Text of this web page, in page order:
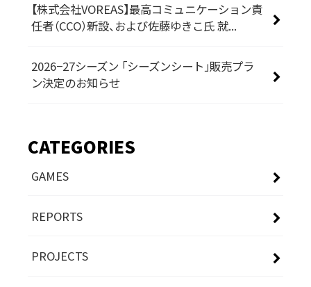
【株式会社VOREAS】最高コミュニケーション責
任者（CCO）新設、および佐藤ゆきこ氏 就...
2026−27シーズン 「シーズンシート」販売プラ
ン決定のお知らせ
CATEGORIES
GAMES
REPORTS
PROJECTS